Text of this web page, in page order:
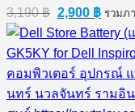
3,190฿ Original
price
was:
3,190 ฿.
2,900 ฿
price
is:
2,900
รวมภ